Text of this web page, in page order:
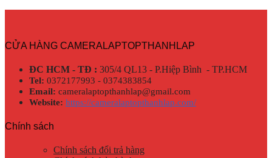
CỬA HÀNG CAMERALAPTOPTHANHLAP
ĐC HCM - TĐ : 305/4 QL13 - P.Hiệp Bình - TP.HCM
Tel: 0372177993 - 0374383854
Email: cameralaptopthanhlap@gmail.com
Website: https://cameralaptopthanhlap.com/
Chính sách
Chính sách đổi trả hàng